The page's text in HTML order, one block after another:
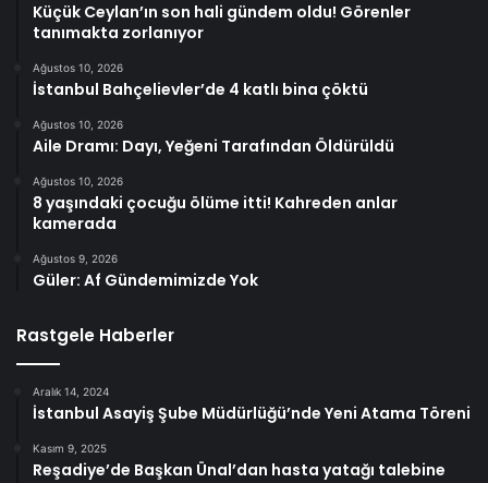
Küçük Ceylan’ın son hali gündem oldu! Görenler
tanımakta zorlanıyor
Ağustos 10, 2026
İstanbul Bahçelievler’de 4 katlı bina çöktü
Ağustos 10, 2026
Aile Dramı: Dayı, Yeğeni Tarafından Öldürüldü
Ağustos 10, 2026
8 yaşındaki çocuğu ölüme itti! Kahreden anlar
kamerada
Ağustos 9, 2026
Güler: Af Gündemimizde Yok
Rastgele Haberler
Aralık 14, 2024
İstanbul Asayiş Şube Müdürlüğü’nde Yeni Atama Töreni
Kasım 9, 2025
Reşadiye’de Başkan Ünal’dan hasta yatağı talebine